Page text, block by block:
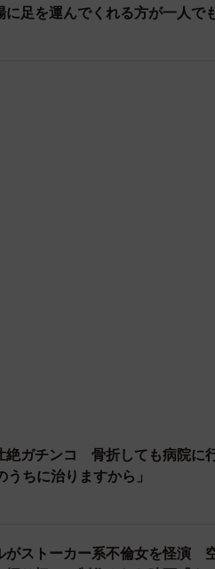
足を運んでくれる方が一人で
絶ガチンコ 骨折しても病院に
うちに治りますから」
がストーカー系不倫女を怪演